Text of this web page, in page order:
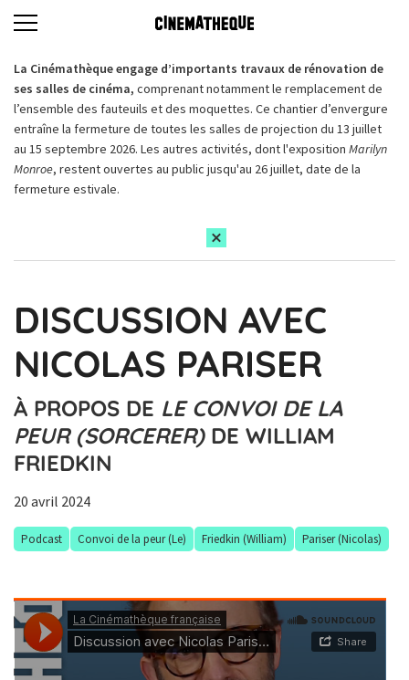
La Cinémathèque engage d’importants travaux de rénovation de
ses salles de cinéma, comprenant notamment le remplacement de
l’ensemble des fauteuils et des moquettes. Ce chantier d’envergure
entraîne la fermeture de toutes les salles de projection du 13 juillet
au 15 septembre 2026. Les autres activités, dont l'exposition Marilyn
Monroe, restent ouvertes au public jusqu'au 26 juillet, date de la
fermeture estivale.
DISCUSSION AVEC
NICOLAS PARISER
À PROPOS DE LE CONVOI DE LA
PEUR (SORCERER)DE WILLIAM
FRIEDKIN
20 avril 2024
Podcast Convoi de la peur (Le) Friedkin (William) Pariser (Nicolas)